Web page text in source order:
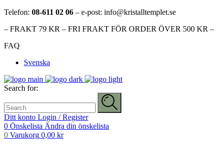
Telefon: 08-611 02 06 – e-post: info@kristalltemplet.se
– FRAKT 79 KR – FRI FRAKT FÖR ORDER ÖVER 500 KR –
FAQ
Svenska
Search for:
Ditt konto Login / Register
0 Önskelista Ändra din önskelista
0 Varukorg 0,00 kr